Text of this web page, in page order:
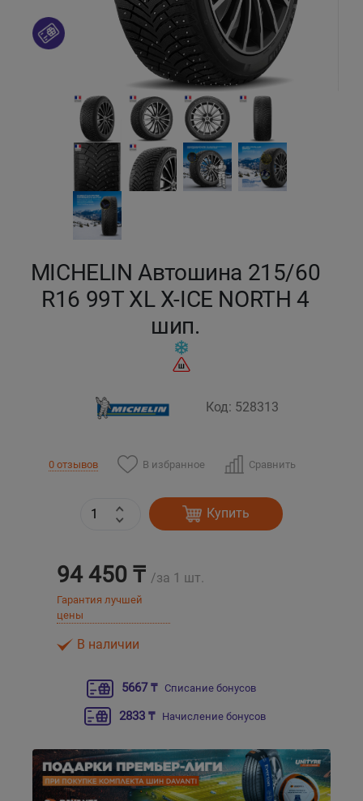
MICHELIN Автошина 215/60
R16 99T XL X-ICE NORTH 4
шип.
Код: 528313
0 отзывов В избранное Сравнить
Купить
94 450 ₸ /за 1 шт.
Гарантия лучшей
цены
В наличии
5667 ₸ Списание бонусов
2833 ₸ Начисление бонусов
Кокшетау
Кызылорда
Павлодар
Петропавловск
Талдыкорган
Бишкек